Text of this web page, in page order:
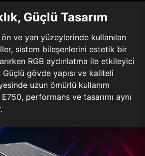
Güçlü Tasarım
ve yan yüzeylerinde kullanılan
sistem bileşenlerini estetik bir
RGB aydınlatma ile etkileyici
gövde yapısı ve kaliteli
uzun ömürlü kullanım
performans ve tasarımı aynı